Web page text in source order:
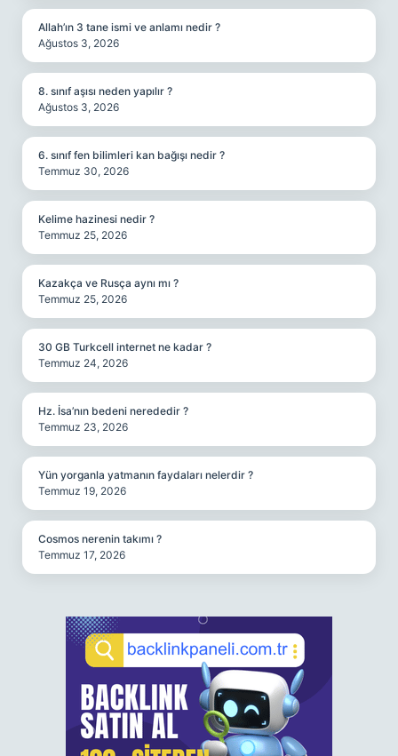
Allah’ın 3 tane ismi ve anlamı nedir ?
Ağustos 3, 2026
8. sınıf aşısı neden yapılır ?
Ağustos 3, 2026
6. sınıf fen bilimleri kan bağışı nedir ?
Temmuz 30, 2026
Kelime hazinesi nedir ?
Temmuz 25, 2026
Kazakça ve Rusça aynı mı ?
Temmuz 25, 2026
30 GB Turkcell internet ne kadar ?
Temmuz 24, 2026
Hz. İsa’nın bedeni nerededir ?
Temmuz 23, 2026
Yün yorganla yatmanın faydaları nelerdir ?
Temmuz 19, 2026
Cosmos nerenin takımı ?
Temmuz 17, 2026